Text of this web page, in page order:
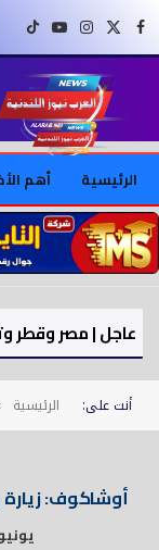
فيسبوكX (Twitter)
إنستغراميوتيوبتيك
الرئيسية أهم
أنت على: الرئيسية
أوشاكوف:
يونيو 5,